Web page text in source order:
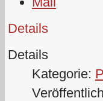
Details
Details
Kategorie: